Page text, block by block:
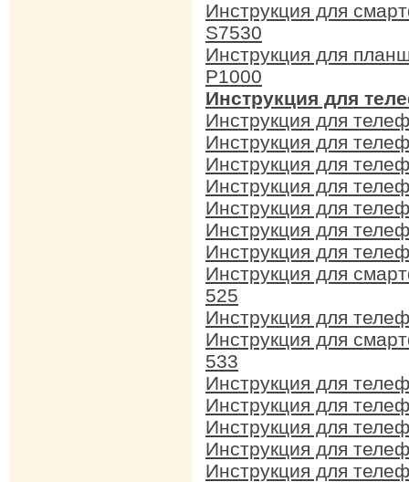
Инструкция для
S7530
Инструкция для
P1000
Инструкция для
Инструкция для
Инструкция для
Инструкция для
Инструкция для
Инструкция для
Инструкция для
Инструкция для
Инструкция для
525
Инструкция для
Инструкция для
533
Инструкция для
Инструкция для
Инструкция для
Инструкция для
Инструкция для